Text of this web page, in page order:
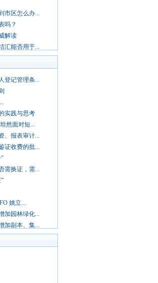
市区怎么办...
吗？
解读
汇能否用于...
登记管理条...
实践与思考
然面对短...
、报表审计...
证收费的批...
需换证，需...
姚立...
加园林绿化...
加副本、集...